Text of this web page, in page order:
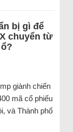
bị gì để
chuyển từ
giành chiến
mã cổ phiếu
và Thành phố